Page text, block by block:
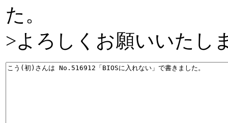
た。
>よろしくお願いいたし